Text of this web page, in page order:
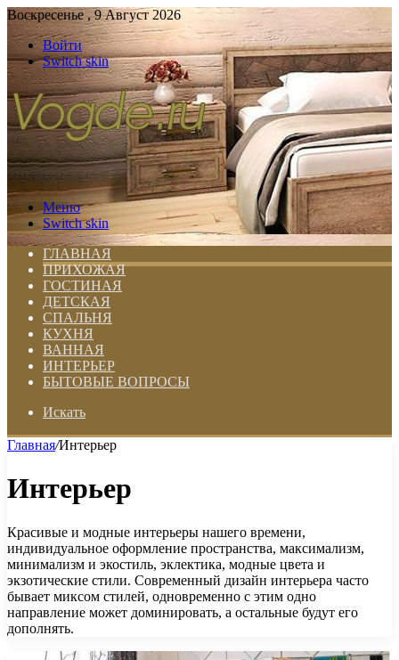
Воскресенье , 9 Август 2026
Войти
Switch skin
Меню
Switch skin
ГЛАВНАЯ
ПРИХОЖАЯ
ГОСТИНАЯ
ДЕТСКАЯ
СПАЛЬНЯ
КУХНЯ
ВАННАЯ
ИНТЕРЬЕР
БЫТОВЫЕ ВОПРОСЫ
Искать
Главная/Интерьер
Интерьер
Красивые и модные интерьеры нашего времени,
индивидуальное оформление пространства, максимализм,
минимализм и экостиль, эклектика, модные цвета и
экзотические стили. Современный дизайн интерьера часто
бывает миксом стилей, одновременно с этим одно
направление может доминировать, а остальные будут его
дополнять.